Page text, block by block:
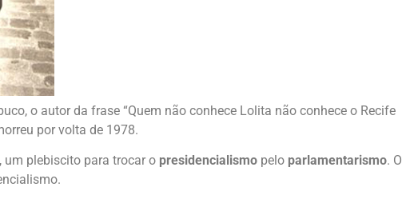
o autor da frase “Quem não conhece Lolita não conhece o Recife
por volta de 1978.
um plebiscito para trocar o presidencialismo pelo parlamentarismo. O